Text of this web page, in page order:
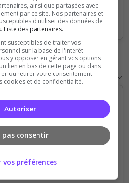
Jan Feb Mar Apr May Jun Jul Aug
ainsi que partagées avec
par ce site. Nos partenaires et
d'utiliser des données de
Liste des partenaires.
susceptibles de traiter vos
sur la base de l'intérêt
y opposer en gérant vos options
lien en bas de cette page ou dans
ou retirer votre consentement
cookies et de confidentialité.
Autoriser
pas consentir
vos préférences